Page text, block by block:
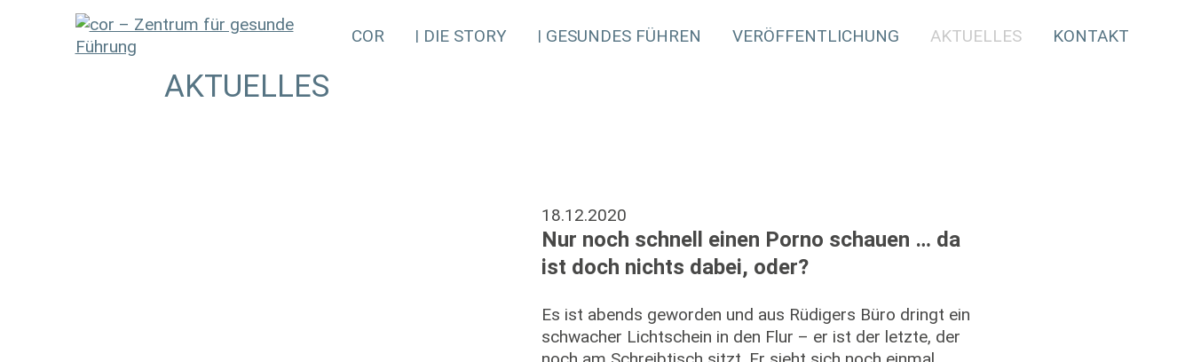
COR DIE STORY GESUNDES FÜHREN VERÖFFENTLICHUNG AKTUELLES KONTAKT
AKTUELLES
18.12.2020
Nur noch schnell einen Porno schauen … da
ist doch nichts dabei, oder?
Es ist abends geworden und aus Rüdigers Büro dringt ein
schwacher Lichtschein in den Flur – er ist der letzte, der